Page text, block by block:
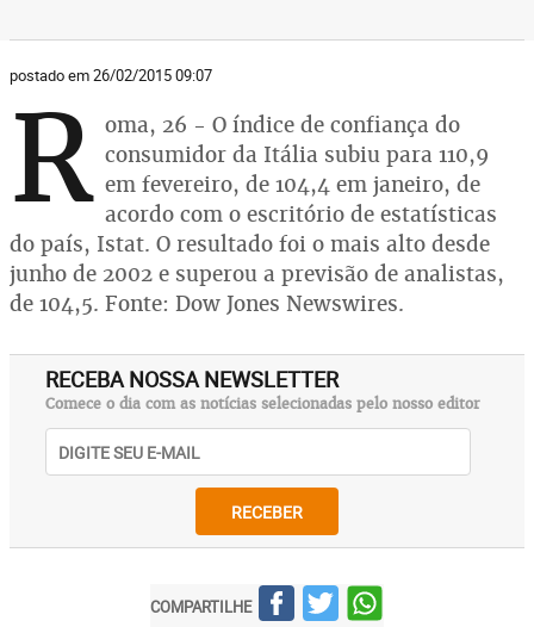
postado em 26/02/2015 09:07
R oma, 26 - O índice de confiança do
consumidor da Itália subiu para 110,9
em fevereiro, de 104,4 em janeiro, de
acordo com o escritório de estatísticas
do país, Istat. O resultado foi o mais alto desde
junho de 2002 e superou a previsão de analistas,
de 104,5. Fonte: Dow Jones Newswires.
RECEBA NOSSA NEWSLETTER
Comece o dia com as notícias selecionadas pelo nosso editor
RECEBER
COMPARTILHE